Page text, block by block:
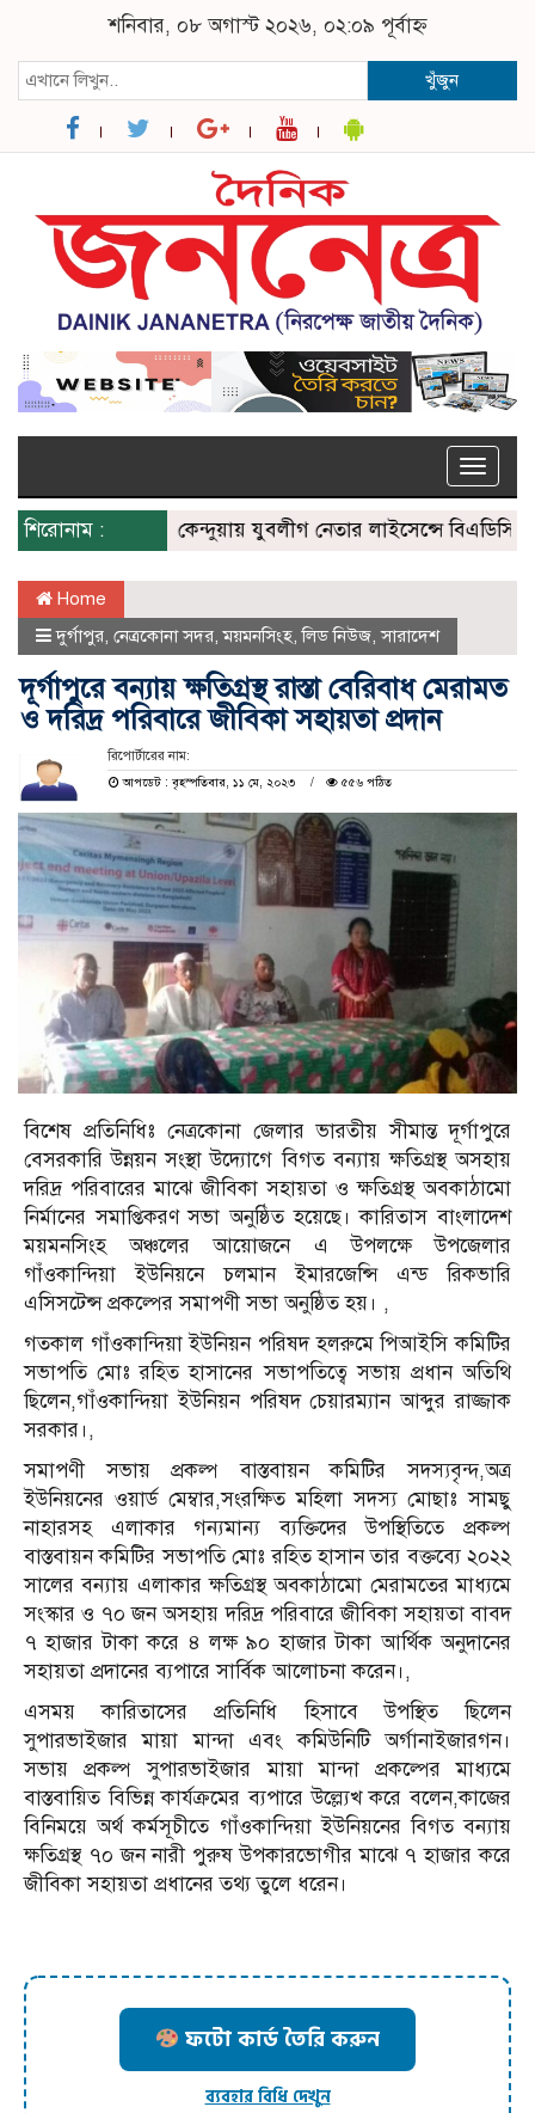
শনিবার, ০৮ অগাস্ট ২০২৬, ০২:০৯ পূর্বাহ্ন
খুঁজুন
Toggle
শিরোনাম :
কেন্দুয়ায় যুবলীগ নেতার লাইসেন্সে বিএডিসির
Home
দুর্গাপুর, নেত্রকোনা সদর,ময়মনসিংহ,লিড নিউজ,সারাদেশ
দূর্গাপুরে বন্যায় ক্ষতিগ্রস্থ রাস্তা বেরিবাধ মেরামত
ও দরিদ্র পরিবারে জীবিকা সহায়তা প্রদান
রিপোর্টারের নাম:
আপডেট : বৃহস্পতিবার, ১১ মে, ২০২৩
৫৫৬ পঠিত
বিশেষ প্রতিনিধিঃ নেত্রকোনা জেলার ভারতীয় সীমান্ত দূর্গাপুরে
বেসরকারি উন্নয়ন সংস্থা উদ্যোগে বিগত বন্যায় ক্ষতিগ্রস্থ অসহায়
দরিদ্র পরিবারের মাঝে জীবিকা সহায়তা ও ক্ষতিগ্রস্থ অবকাঠামো
নির্মানের সমাপ্তিকরণ সভা অনুষ্ঠিত হয়েছে। কারিতাস বাংলাদেশ
ময়মনসিংহ অঞ্চলের আয়োজনে এ উপলক্ষে উপজেলার
গাঁওকান্দিয়া ইউনিয়নে চলমান ইমারজেন্সি এন্ড রিকভারি
এসিসটেন্স প্রকল্পের সমাপণী সভা অনুষ্ঠিত হয়। ,
গতকাল গাঁওকান্দিয়া ইউনিয়ন পরিষদ হলরুমে পিআইসি কমিটির
সভাপতি মোঃ রহিত হাসানের সভাপতিত্বে সভায় প্রধান অতিথি
ছিলেন,গাঁওকান্দিয়া ইউনিয়ন পরিষদ চেয়ারম্যান আব্দুর রাজ্জাক
সরকার।,
সমাপণী সভায় প্রকল্প বাস্তবায়ন কমিটির সদস্যবৃন্দ,অত্র
ইউনিয়নের ওয়ার্ড মেম্বার,সংরক্ষিত মহিলা সদস্য মোছাঃ সামছু
নাহারসহ এলাকার গন্যমান্য ব্যক্তিদের উপস্থিতিতে প্রকল্প
বাস্তবায়ন কমিটির সভাপতি মোঃ রহিত হাসান তার বক্তব্যে ২০২২
সালের বন্যায় এলাকার ক্ষতিগ্রস্থ অবকাঠামো মেরামতের মাধ্যমে
সংস্কার ও ৭০ জন অসহায় দরিদ্র পরিবারে জীবিকা সহায়তা বাবদ
৭ হাজার টাকা করে ৪ লক্ষ ৯০ হাজার টাকা আর্থিক অনুদানের
সহায়তা প্রদানের ব্যপারে সার্বিক আলোচনা করেন।,
এসময় কারিতাসের প্রতিনিধি হিসাবে উপস্থিত ছিলেন
সুপারভাইজার মায়া মান্দা এবং কমিউনিটি অর্গানাইজারগন।
সভায় প্রকল্প সুপারভাইজার মায়া মান্দা প্রকল্পের মাধ্যমে
বাস্তবায়িত বিভিন্ন কার্যক্রমের ব্যপারে উল্ল্যেখ করে বলেন,কাজের
বিনিময়ে অর্থ কর্মসূচীতে গাঁওকান্দিয়া ইউনিয়নের বিগত বন্যায়
ক্ষতিগ্রস্থ ৭০ জন নারী পুরুষ উপকারভোগীর মাঝে ৭ হাজার করে
জীবিকা সহায়তা প্রধানের তথ্য তুলে ধরেন।
ফটো কার্ড তৈরি করুন
ব্যবহার বিধি দেখুন